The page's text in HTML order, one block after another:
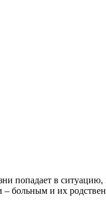
в ситуацию,
и их